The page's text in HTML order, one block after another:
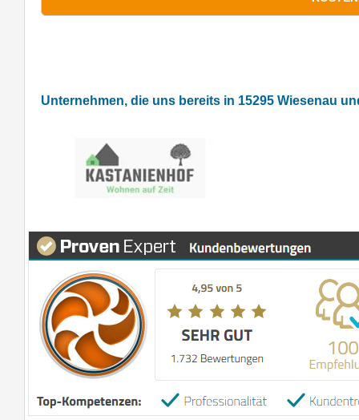
Unternehmen, die uns bereits in 15295 Wiesenau